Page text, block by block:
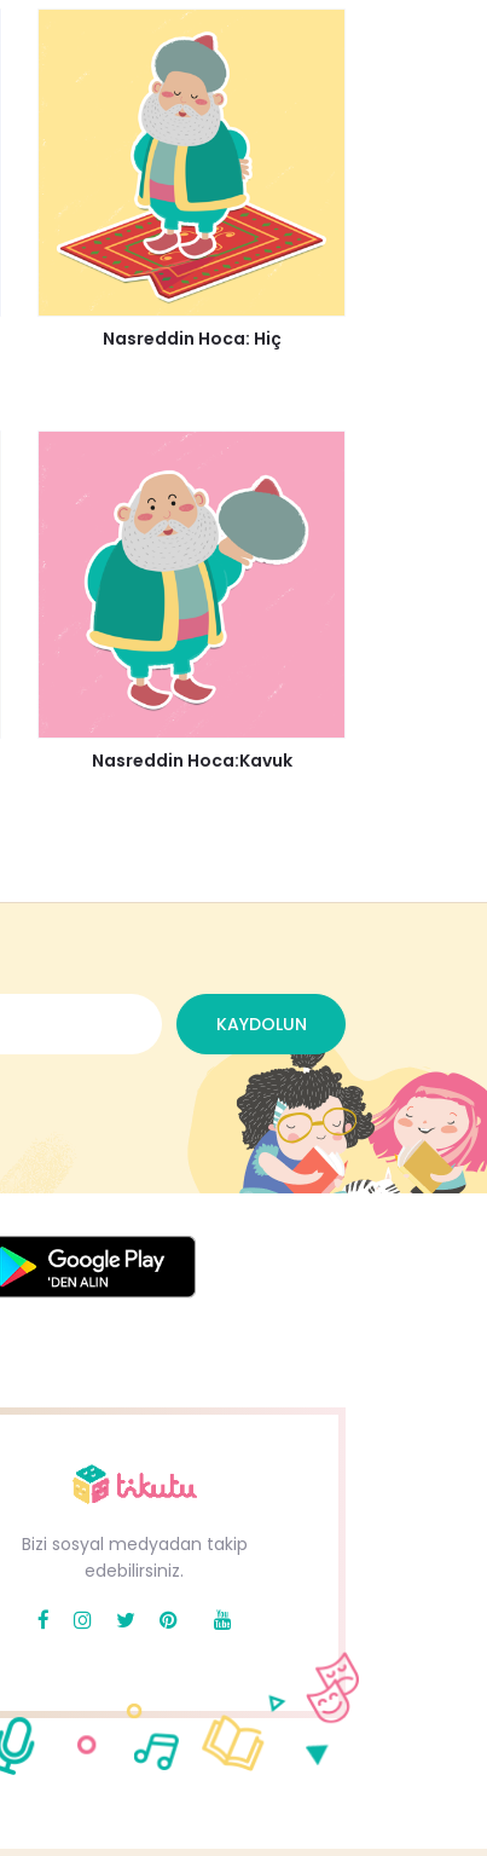
Nasreddin Hoca: Hiç
Nasreddin Hoca:Kavuk
KAYDOLUN
Bizi sosyal medyadan takip
edebilirsiniz.